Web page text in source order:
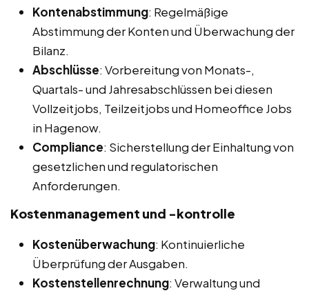
Kontenabstimmung: Regelmäßige
Abstimmung der Konten und Überwachung der
Bilanz.
Abschlüsse: Vorbereitung von Monats-,
Quartals- und Jahresabschlüssen bei diesen
Vollzeitjobs, Teilzeitjobs und Homeoffice Jobs
in Hagenow.
Compliance: Sicherstellung der Einhaltung von
gesetzlichen und regulatorischen
Anforderungen.
Kostenmanagement und -kontrolle
Kostenüberwachung: Kontinuierliche
Überprüfung der Ausgaben.
Kostenstellenrechnung: Verwaltung und